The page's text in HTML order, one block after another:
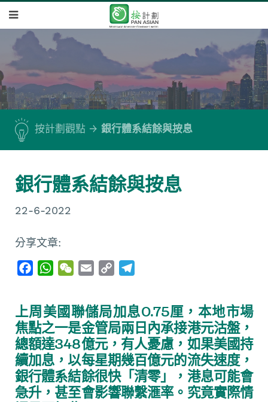
按計劃觀點 銀行體系結餘與按息
銀行體系結餘與按息
22-6-2022
分享文章:
e
b
o
o
k
W
t
s
A
p
p
W
h
a
t
i
l
y
L
i
n
k
e
g
r
a
m
上周美國聯儲局加息0.75厘，本地市場
焦點之一是金管局兩日內承接港元沽盤，
總額達348億元，有人憂慮，如果美國持
續加息，以每星期幾百億元的流失速度，
銀行體系結餘很快「清零」，港息可能會
急升，甚至會影響聯繫滙率。究竟實際情